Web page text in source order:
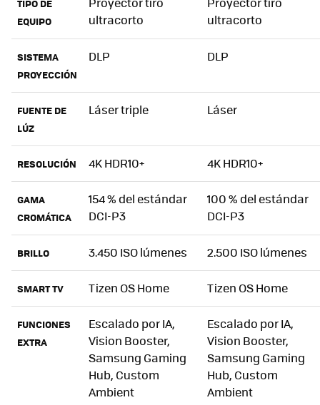
TIPO DE
EQUIPO
ultracorto
ultracorto
SISTEMA
PROYECCIÓN
DLP DLP
FUENTE DE
LÚZ
Láser triple Láser
RESOLUCIÓN 4K HDR10+ 4K HDR10+
GAMA
CROMÁTICA
154 % del estándar
DCI-P3
100 % del estándar
DCI-P3
BRILLO 3.450 ISO lúmenes 2.500 ISO lúmenes
SMART TV Tizen OS Home Tizen OS Home
FUNCIONES
EXTRA
Escalado por IA,
Vision Booster,
Samsung Gaming
Hub, Custom
Ambient
Escalado por IA,
Vision Booster,
Samsung Gaming
Hub, Custom
Ambient